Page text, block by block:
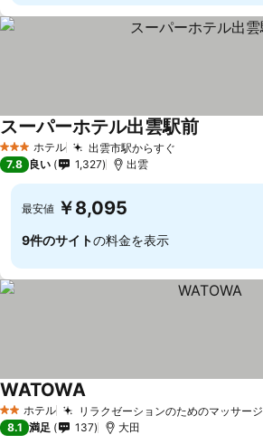
3 ホテルのランク
ホテル 出雲市駅からすぐ
スーパーホテル出雲駅前
7.8 良い 1,327 出雲
最安値 ￥8,095
9件のサイトの料金を表示
2 ホテルのランク
ホテル リラクゼーションのためのマッサージ
WATOWA
8.1 満足 137 大田